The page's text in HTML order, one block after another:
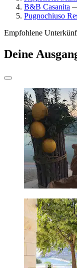
B&B Casanita
Pugnochiuso
Empfohlene
Deine